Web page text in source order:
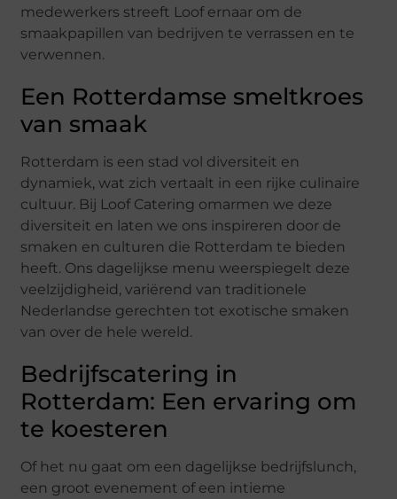
medewerkers streeft Loof ernaar om de
smaakpapillen van bedrijven te verrassen en te
verwennen.
Een Rotterdamse smeltkroes
van smaak
Rotterdam is een stad vol diversiteit en
dynamiek, wat zich vertaalt in een rijke culinaire
cultuur. Bij Loof Catering omarmen we deze
diversiteit en laten we ons inspireren door de
smaken en culturen die Rotterdam te bieden
heeft. Ons dagelijkse menu weerspiegelt deze
veelzijdigheid, variërend van traditionele
Nederlandse gerechten tot exotische smaken
van over de hele wereld.
Bedrijfscatering in
Rotterdam: Een ervaring om
te koesteren
Of het nu gaat om een dagelijkse bedrijfslunch,
een groot evenement of een intieme